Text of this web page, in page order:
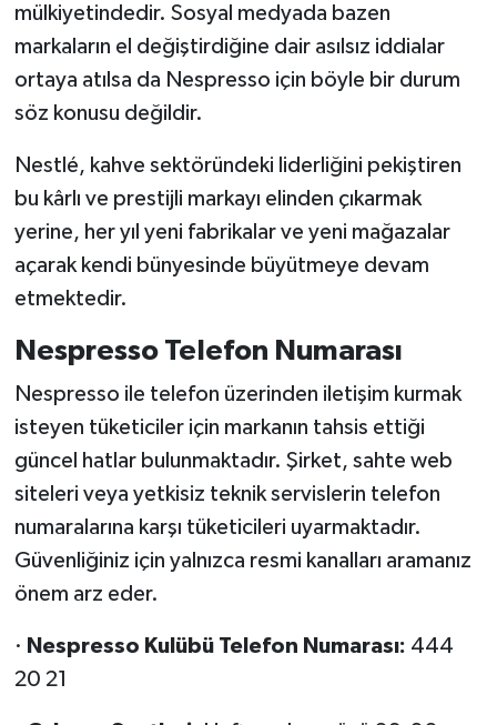
mülkiyetindedir. Sosyal medyada bazen
markaların el değiştirdiğine dair asılsız iddialar
ortaya atılsa da Nespresso için böyle bir durum
söz konusu değildir.
Nestlé, kahve sektöründeki liderliğini pekiştiren
bu kârlı ve prestijli markayı elinden çıkarmak
yerine, her yıl yeni fabrikalar ve yeni mağazalar
açarak kendi bünyesinde büyütmeye devam
etmektedir.
Nespresso Telefon Numarası
Nespresso ile telefon üzerinden iletişim kurmak
isteyen tüketiciler için markanın tahsis ettiği
güncel hatlar bulunmaktadır. Şirket, sahte web
siteleri veya yetkisiz teknik servislerin telefon
numaralarına karşı tüketicileri uyarmaktadır.
Güvenliğiniz için yalnızca resmi kanalları aramanız
önem arz eder.
· Nespresso Kulübü Telefon Numarası: 444
20 21